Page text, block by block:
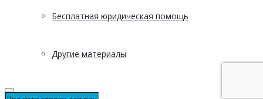
Бесплатная юридическая помощь
Другие материалы